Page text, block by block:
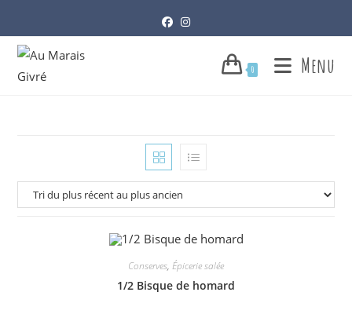
content
0 Menu
Conserves, Épicerie salée
1/2 Bisque de homard